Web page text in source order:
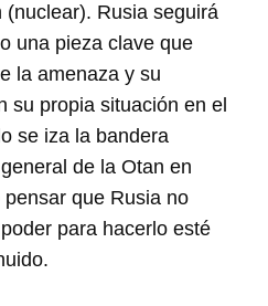
Rusia seguirá
una pieza clave que
la amenaza y su
su propia situación en el
se iza la bandera
de la Otan en
que Rusia no
para hacerlo esté